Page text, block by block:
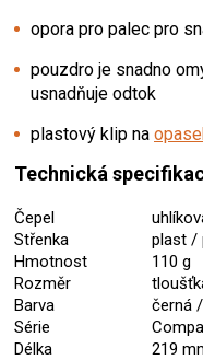
opora pro palec pro
pouzdro je snadno
usnadňuje odtok
plastový klip na
Technická
Čepel
Střenka
plast /
Hmotnost
110 g
Rozměr
Barva
černá
Série
Délka
219